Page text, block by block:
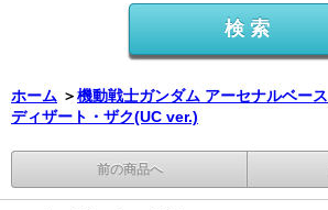
ホーム ＞機動戦士ガンダム アーセナルベース
ディザート・ザク(UC ver.)
前の商品へ